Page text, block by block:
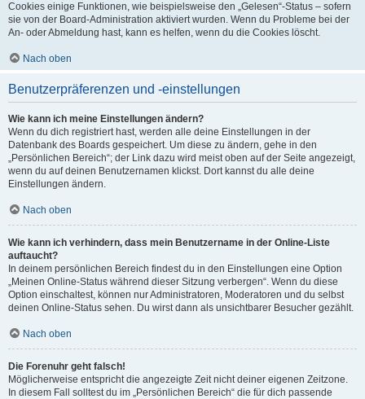
Cookies einige Funktionen, wie beispielsweise den „Gelesen“-Status – sofern
sie von der Board-Administration aktiviert wurden. Wenn du Probleme bei der
An- oder Abmeldung hast, kann es helfen, wenn du die Cookies löscht.
Nach oben
Benutzerpräferenzen und -einstellungen
Wie kann ich meine Einstellungen ändern?
Wenn du dich registriert hast, werden alle deine Einstellungen in der
Datenbank des Boards gespeichert. Um diese zu ändern, gehe in den
„Persönlichen Bereich“; der Link dazu wird meist oben auf der Seite angezeigt,
wenn du auf deinen Benutzernamen klickst. Dort kannst du alle deine
Einstellungen ändern.
Nach oben
Wie kann ich verhindern, dass mein Benutzername in der Online-Liste
auftaucht?
In deinem persönlichen Bereich findest du in den Einstellungen eine Option
„Meinen Online-Status während dieser Sitzung verbergen“. Wenn du diese
Option einschaltest, können nur Administratoren, Moderatoren und du selbst
deinen Online-Status sehen. Du wirst dann als unsichtbarer Besucher gezählt.
Nach oben
Die Forenuhr geht falsch!
Möglicherweise entspricht die angezeigte Zeit nicht deiner eigenen Zeitzone.
In diesem Fall solltest du im „Persönlichen Bereich“ die für dich passende